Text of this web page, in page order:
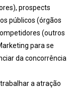
prospects
públicos (órgãos
(outros
para se
da concorrência
a atração